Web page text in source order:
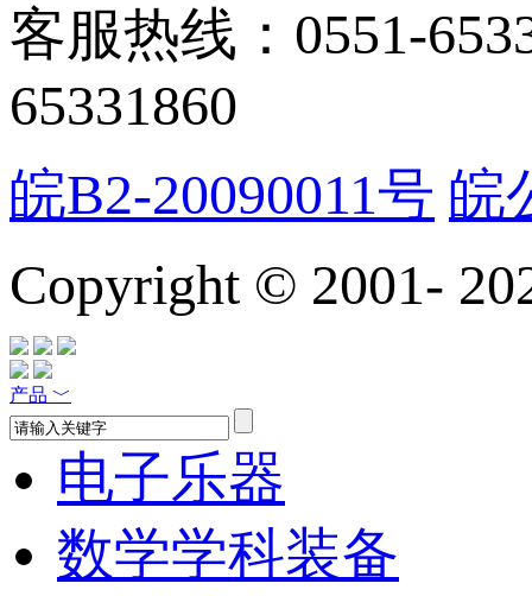
客服热线：0551-
65331860
皖B2-20090011号 皖
Copyright © 2001-
产品 ﹀
电子乐器
数学学科装备